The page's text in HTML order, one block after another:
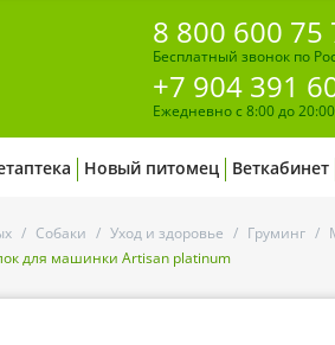
8 800 600 75
Бесплатный звонок по
+7 904 391
Ежедневно с 8:00 до 20:00
Новый питомец Веткабинет
/ Собаки / Уход и здоровье / Груминг /
для машинки Artisan platinum